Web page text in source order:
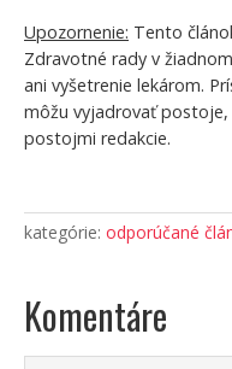
Upozornenie: Tento
Zdravotné rady v
ani vyšetrenie lekárom.
môžu vyjadrovať
postojmi redakcie.
kategórie: odporúčané
Komentáre